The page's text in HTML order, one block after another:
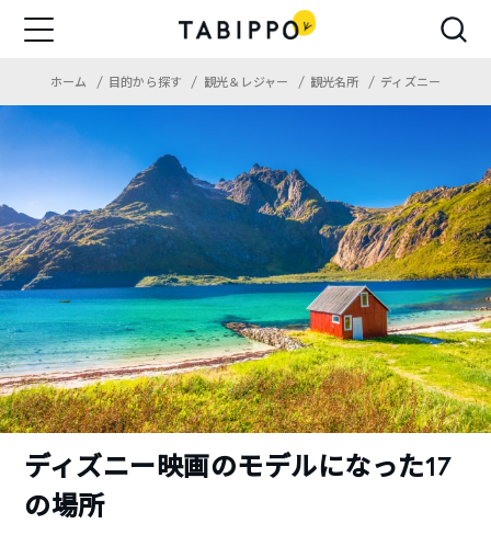
ホーム 目的から探す 観光＆レジャー 観光名所 ディズニー
ディズニー映画のモデルになった17
の場所